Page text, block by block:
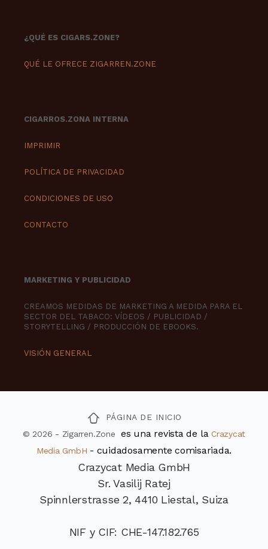
¿QUÉ ES CIGARS.ZONE?
QUÉ LE OFRECE ZIGARREN.ZONE
CIGARROS.ZONA INTERNA
IMPRIMIR
POLÍTICA DE PRIVACIDAD
CONDICIONES DE USO
CONTACTO
MARKETING Y PUBLICIDAD
CREAMOS MEDIDAS DE MARKETING A MEDIDA PARA EL
SECTOR DEL TABACO: VÍDEOS / PUBLICIDAD /
STORYTELLING / PRODUCCIÓN DE EBOOKS.
VISIÓN GENERAL
PÁGINA DE INICIO
© 2026 - Zigarren.Zonees una revista de laCrazycat
Media GmbH - cuidadosamente comisariada.
Crazycat Media GmbH
Sr. Vasilij Ratej
Spinnlerstrasse 2, 4410 Liestal, Suiza
NIF y CIF: CHE-147.182.765